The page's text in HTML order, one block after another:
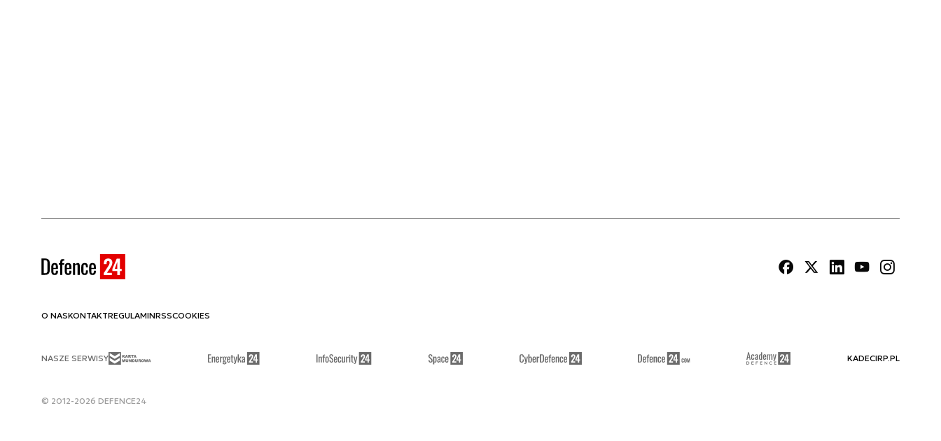
O NASKONTAKTREGULAMINRSSCOOKIES
NASZE SERWISY KADECIRP.PL
© 2012-2026 DEFENCE24